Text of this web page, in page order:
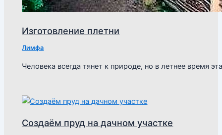
Изготовление плетни
Лимфа
Человека всегда тянет к природе, но в летнее время
Создаём пруд на дачном участке